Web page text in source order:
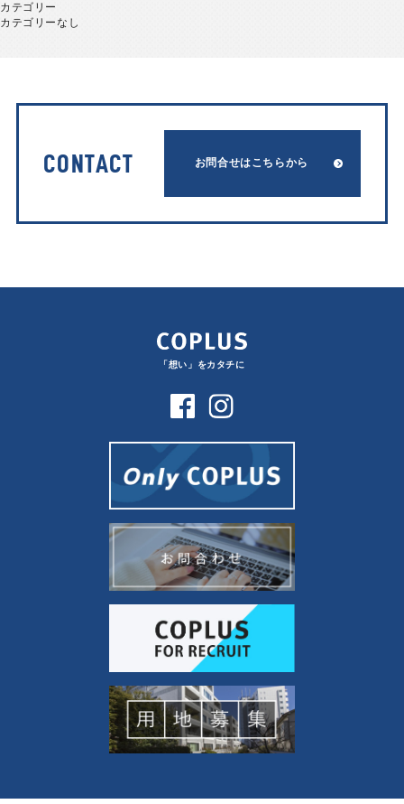
カテゴリー
カテゴリーなし
CONTACT お問合せはこちらから
「想い」をカタチに